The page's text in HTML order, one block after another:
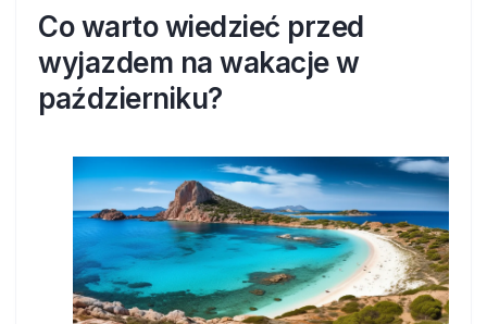
Co warto wiedzieć przed
wyjazdem na wakacje w
październiku?